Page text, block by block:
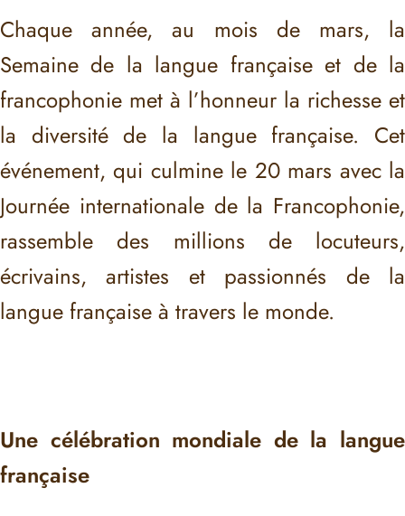
Chaque année, au mois de mars, la
Semaine de la langue française et de la
francophonie met à l’honneur la richesse et
la diversité de la langue française. Cet
événement, qui culmine le 20 mars avec la
Journée internationale de la Francophonie,
rassemble des millions de locuteurs,
écrivains, artistes et passionnés de la
langue française à travers le monde.
Une célébration mondiale de la langue
française